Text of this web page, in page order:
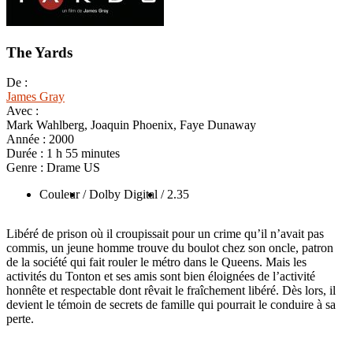
The Yards
De :
James Gray
Avec :
Mark Wahlberg, Joaquin Phoenix, Faye Dunaway
Année : 2000
Durée : 1 h 55 minutes
Genre : Drame US
Couleur / Dolby Digital / 2.35
Libéré de prison où il croupissait pour un crime qu’il n’avait pas
commis, un jeune homme trouve du boulot chez son oncle, patron
de la société qui fait rouler le métro dans le Queens. Mais les
activités du Tonton et ses amis sont bien éloignées de l’activité
honnête et respectable dont rêvait le fraîchement libéré. Dès lors, il
devient le témoin de secrets de famille qui pourrait le conduire à sa
perte.